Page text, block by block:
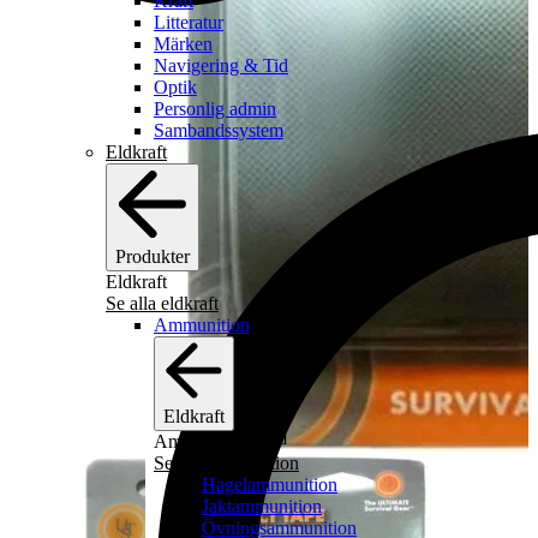
Litteratur
Märken
Navigering & Tid
Optik
Personlig admin
Sambandssystem
Eldkraft
Produkter
Eldkraft
Se alla eldkraft
Ammunition
Eldkraft
Ammunition
Se alla ammunition
Hagelammunition
Jaktammunition
Övningsammunition
]